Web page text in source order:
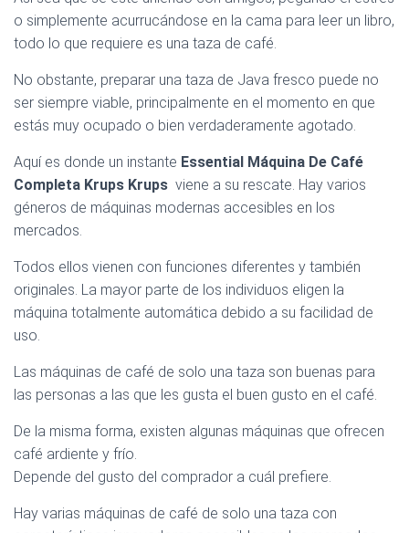
o simplemente acurrucándose en la cama para leer un libro,
todo lo que requiere es una taza de café.
No obstante, preparar una taza de Java fresco puede no
ser siempre viable, principalmente en el momento en que
estás muy ocupado o bien verdaderamente agotado.
Aquí es donde un instante Essential Máquina De Café
Completa Krups Krups viene a su rescate. Hay varios
géneros de máquinas modernas accesibles en los
mercados.
Todos ellos vienen con funciones diferentes y también
originales. La mayor parte de los individuos eligen la
máquina totalmente automática debido a su facilidad de
uso.
Las máquinas de café de solo una taza son buenas para
las personas a las que les gusta el buen gusto en el café.
De la misma forma, existen algunas máquinas que ofrecen
café ardiente y frío.
Depende del gusto del comprador a cuál prefiere.
Hay varias máquinas de café de solo una taza con